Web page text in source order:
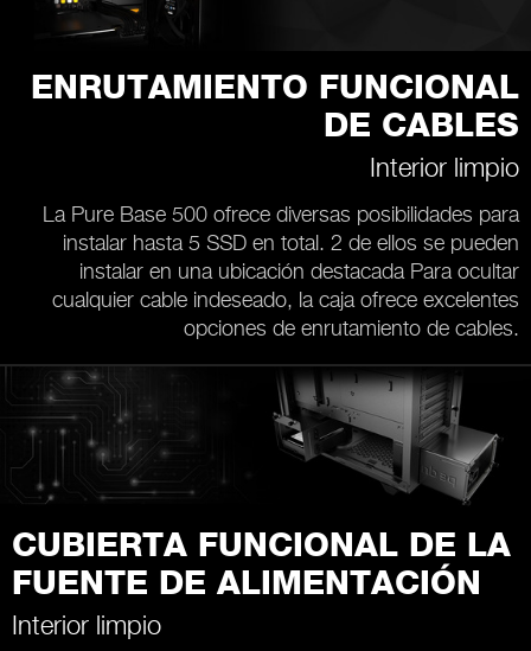
ENRUTAMIENTO FUNCIONAL
DE CABLES
Interior limpio
La Pure Base 500 ofrece diversas posibilidades para
instalar hasta 5 SSD en total. 2 de ellos se pueden
instalar en una ubicación destacada Para ocultar
cualquier cable indeseado, la caja ofrece excelentes
opciones de enrutamiento de cables.
CUBIERTA FUNCIONAL DE LA
FUENTE DE ALIMENTACIÓN
Interior limpio